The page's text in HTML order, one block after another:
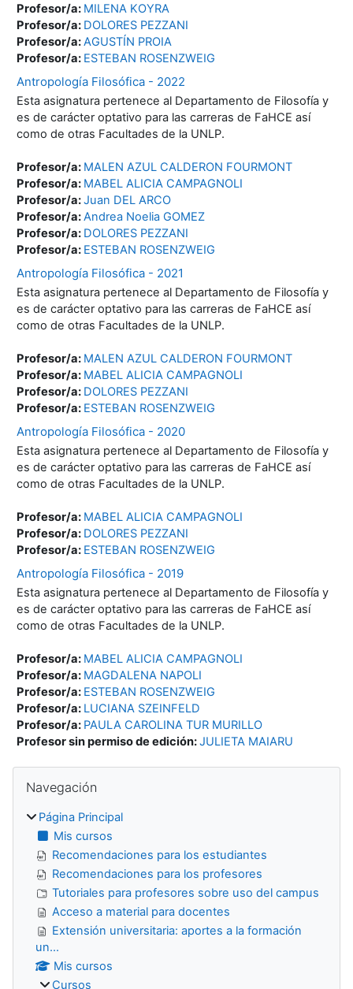
Profesor/a: MILENA KOYRA
Profesor/a: DOLORES PEZZANI
Profesor/a:AGUSTÍN PROIA
Profesor/a: ESTEBAN ROSENZWEIG
Antropología Filosófica - 2022
Esta asignatura pertenece al Departamento de Filosofía y
es de carácter optativo para las carreras de FaHCE así
como de otras Facultades de la UNLP.
Profesor/a: MALEN AZUL CALDERON FOURMONT
Profesor/a: MABEL ALICIA CAMPAGNOLI
Profesor/a:Juan DEL ARCO
Profesor/a:Andrea Noelia GOMEZ
Profesor/a: DOLORES PEZZANI
Profesor/a: ESTEBAN ROSENZWEIG
Antropología Filosófica - 2021
Esta asignatura pertenece al Departamento de Filosofía y
es de carácter optativo para las carreras de FaHCE así
como de otras Facultades de la UNLP.
Profesor/a: MALEN AZUL CALDERON FOURMONT
Profesor/a: MABEL ALICIA CAMPAGNOLI
Profesor/a: DOLORES PEZZANI
Profesor/a: ESTEBAN ROSENZWEIG
Antropología Filosófica - 2020
Esta asignatura pertenece al Departamento de Filosofía y
es de carácter optativo para las carreras de FaHCE así
como de otras Facultades de la UNLP.
Profesor/a: MABEL ALICIA CAMPAGNOLI
Profesor/a: DOLORES PEZZANI
Profesor/a: ESTEBAN ROSENZWEIG
Antropología Filosófica - 2019
Esta asignatura pertenece al Departamento de Filosofía y
es de carácter optativo para las carreras de FaHCE así
como de otras Facultades de la UNLP.
Profesor/a: MABEL ALICIA CAMPAGNOLI
Profesor/a: MAGDALENA NAPOLI
Profesor/a: ESTEBAN ROSENZWEIG
Profesor/a: LUCIANA SZEINFELD
Profesor/a: PAULA CAROLINA TUR MURILLO
Profesor sin permiso de edición:JULIETA MAIARU
Bloques
Navegación
Página Principal
Mis cursos
Recomendaciones para los estudiantes
Recomendaciones para los profesores
Tutoriales para profesores sobre uso del campus
Acceso a material para docentes
Extensión universitaria: aportes a la formación
un...
Mis cursos
Cursos